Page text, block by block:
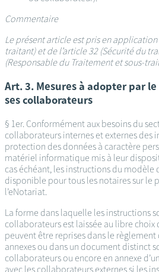
Commentaire
Le présent article est pris en application
traitant) et de l’article 32 (Sécurité du
(Responsable du Traitement et sous-
Art. 3. Mesures à adopter par
ses collaborateurs
§ 1er. Conformément aux besoins du
collaborateurs internes et externes des
protection des données à caractère
matériel informatique mis à leur
cas échéant, les instructions du modèle
disponible pour tous les notaires sur le
l’eNotariat.
La forme dans laquelle les instructions
collaborateurs est laissée au libre choix
peuvent être reprises dans le règlement
annexes ou dans un document distinct
collaborateurs ou encore en annexe
avec les collaborateurs externes si les